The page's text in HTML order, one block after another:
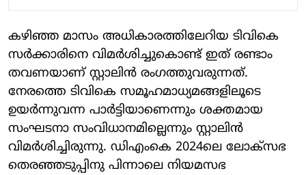
കഴിഞ്ഞ മാസം അധികാരത്തിലേറിയ ടിവികെ
സര്‍ക്കാരിനെ വിമര്‍ശിച്ചുകൊണ്ട് ഇത് രണ്ടാം
തവണയാണ് സ്റ്റാലിന്‍ രംഗത്തുവരുന്നത്.
നേരത്തെ ടിവികെ സമൂഹമാധ്യമങ്ങളിലൂടെ
ഉയര്‍ന്നുവന്ന പാര്‍ട്ടിയാണെന്നും ശക്തമായ
സംഘടനാ സംവിധാനമില്ലെന്നും സ്റ്റാലിന്‍
വിമര്‍ശിച്ചിരുന്നു. ഡിഎംകെ 2024ലെ ലോക്‌സഭ
തെരഞ്ഞടുപ്പിനു പിന്നാലെ നിയമസഭ